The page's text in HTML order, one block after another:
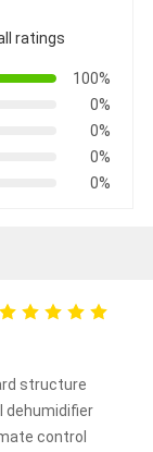
ratings
100%
0%
0%
0%
0%
structure
dehumidifier
control